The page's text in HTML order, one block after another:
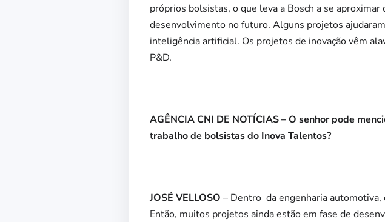
próprios bolsistas, o que leva a Bosch a se
desenvolvimento no futuro. Alguns projetos
inteligência artificial. Os projetos de inovação vêm
P&D.
AGÊNCIA CNI DE NOTÍCIAS – O senhor pode
trabalho de bolsistas do Inova Talentos?
JOSÉ VELLOSO – Dentro da engenharia automotiva,
Então, muitos projetos ainda estão em fase de